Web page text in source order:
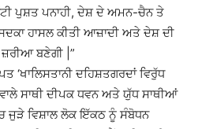
ਪੁਸ਼ਤ ਪਨਾਹੀ, ਦੇਸ਼ ਦੇ ਅਮਨ-ਚੈਨ ਤੇ
ਹਾਸਲ ਕੀਤੀ ਆਜ਼ਾਦੀ ਅਤੇ ਦੇਸ਼ ਦੀ
ਬਣੇਗੀ |”
‘ਖਾਲਿਸਤਾਨੀ ਦਹਿਸ਼ਤਗਰਦਾਂ ਵਿਰੁੱਧ
ਸਾਥੀ ਦੀਪਕ ਧਵਨ ਅਤੇ ਯੁੱਧ ਸਾਥੀਆਂ
ਜੁੜੇ ਵਿਸ਼ਾਲ ਲੋਕ ਇੱਕਠ ਨੂੰ ਸੰਬੋਧਨ